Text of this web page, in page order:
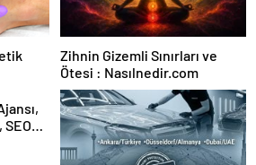
Zihnin Gizemli Sınırları ve
Ötesi : Nasılnedir.com
SEO